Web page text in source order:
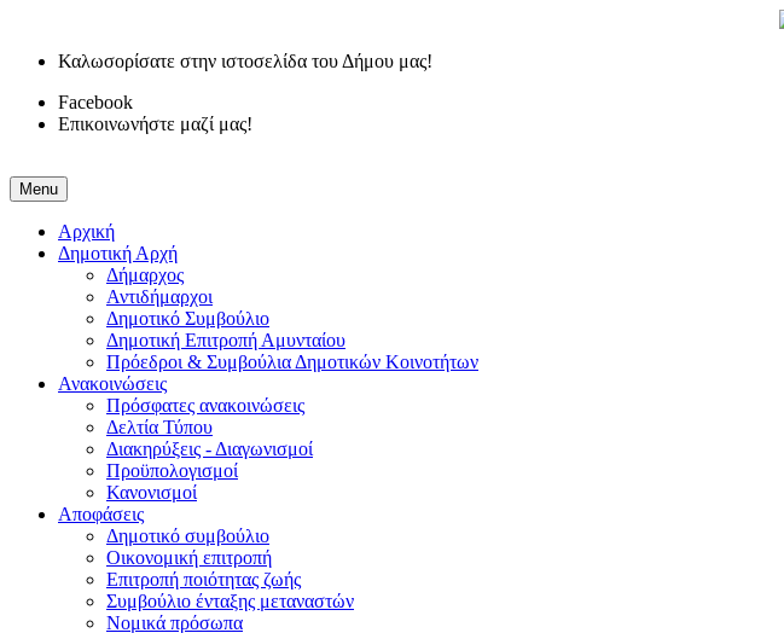
Καλωσορίσατε στην ιστοσελίδα του Δήμου μας!
Facebook
Επικοινωνήστε μαζί μας!
Menu
Αρχική
Δημοτική Αρχή
Δήμαρχος
Αντιδήμαρχοι
Δημοτικό Συμβούλιο
Δημοτική Επιτροπή Αμυνταίου
Πρόεδροι & Συμβούλια Δημοτικών Κοινοτήτων
Ανακοινώσεις
Πρόσφατες ανακοινώσεις
Δελτία Τύπου
Διακηρύξεις - Διαγωνισμοί
Προϋπολογισμοί
Κανονισμοί
Αποφάσεις
Δημοτικό συμβούλιο
Οικονομική επιτροπή
Επιτροπή ποιότητας ζωής
Συμβούλιο ένταξης μεταναστών
Νομικά πρόσωπα